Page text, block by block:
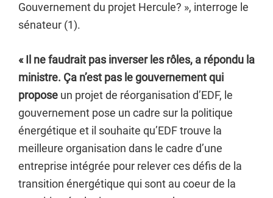
Gouvernement du projet Hercule? », interroge le
sénateur (1).
« Il ne faudrait pas inverser les rôles, a répondu la
ministre. Ça n’est pas le gouvernement qui
propose un projet de réorganisation d’EDF, le
gouvernement pose un cadre sur la politique
énergétique et il souhaite qu’EDF trouve la
meilleure organisation dans le cadre d’une
entreprise intégrée pour relever ces défis de la
transition énergétique qui sont au coeur de la